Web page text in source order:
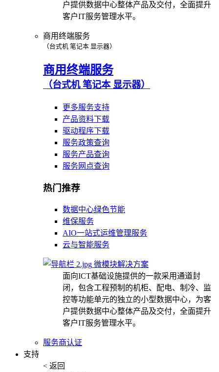
户提供数据中心整体产品及交付，全面提升
客户IT服务管理水平。
商用终端服务
（台式机 笔记本 显示器）
商用终端服务
（台式机 笔记本 显示器）
更多服务支持
产品资料下载
驱动程序下载
服务政策查询
服务产品查询
服务网点查询
热门推荐
数据中心绿色节能
维保服务
AIO一站式运维管理服务
云与智能服务
微模块解决方案
面向ICT基础设施提供的一款采用通道封
闭，包含工程预制的机柜、配电、制冷、监
控等功能单元的独立的小型数据中心，为客
户提供数据中心整体产品及交付，全面提升
客户IT服务管理水平。
服务商认证
支持
< 返回